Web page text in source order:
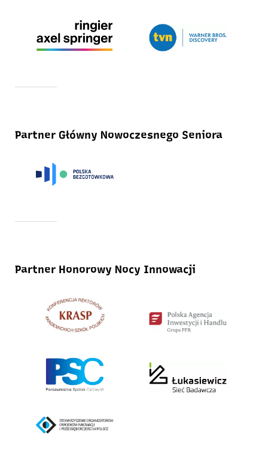
Partner Główny Nowoczesnego Seniora
Partner Honorowy Nocy Innowacji